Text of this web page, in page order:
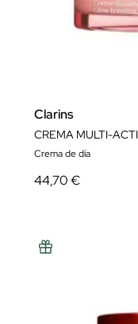
Clarins
CREMA MULTI-
Crema de día
44,70 €